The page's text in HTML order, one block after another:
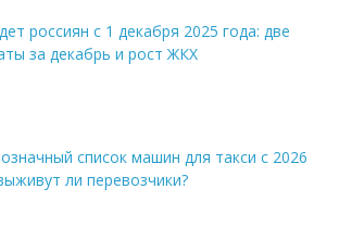
россиян с 1 декабря 2025 года: две
за декабрь и рост ЖКХ
список машин для такси с 2026
ли перевозчики?